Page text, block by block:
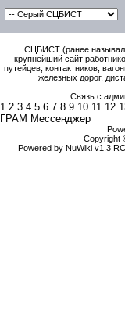
СЦБИСТ (ранее
крупнейший сайт
путейцев, контактников,
железных дорог,
Связь с
1 2 3 4 5 6 7 8 9 10 11 12
ГРАМ Мессенджер
Copyright
Powered by NuWiki v1.3